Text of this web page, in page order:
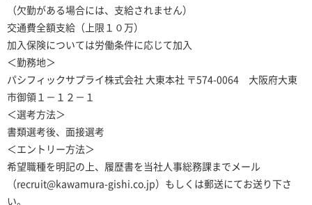
（欠勤がある場合には、支給されません）
交通費全額支給（上限１０万）
加入保険については労働条件に応じて加入
＜勤務地＞
パシフィックサプライ株式会社 大東本社 〒574-0064 大阪府大東
市御領１－１２－１
＜選考方法＞
書類選考後、面接選考
＜エントリー方法＞
希望職種を明記の上、履歴書を当社人事総務課までメール
（recruit@kawamura-gishi.co.jp）もしくは郵送にてお送り下さ
い。